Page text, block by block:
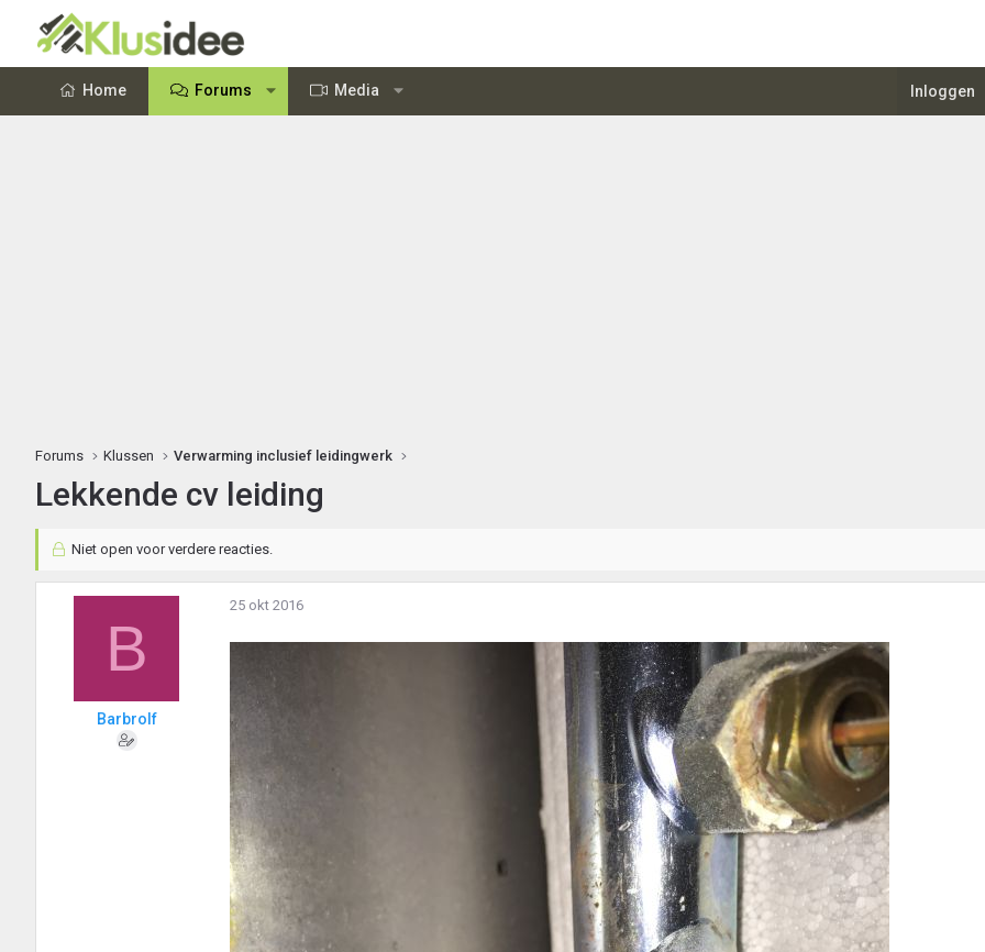
Home Forums Media Inloggen
Forums Klussen Verwarming inclusief leidingwerk
Lekkende cv leiding
Niet open voor verdere reacties.
B
Barbrolf
25 okt 2016